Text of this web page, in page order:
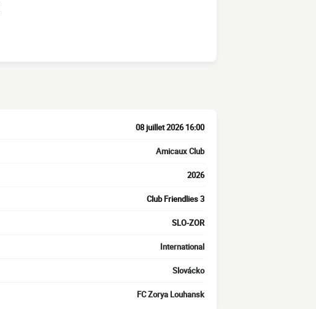
08 juillet 2026 16:00
Amicaux Club
2026
Club Friendlies 3
SLO-ZOR
International
Slovácko
FC Zorya Louhansk